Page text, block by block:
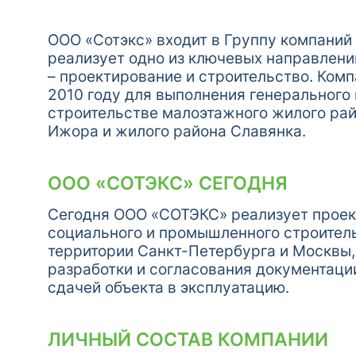
ООО «Сотэкс» входит в Группу компаний
реализует одно из ключевых
– проектирование и строительство.
2010 году для выполнения
строительстве малоэтажного жилого
Ижора и жилого района Славянка.
ООО «СОТЭКС» СЕГОДНЯ
Сегодня ООО «СОТЭКС» реализует
социального и промышленного
территории Санкт-Петербурга и
разработки и согласования
сдачей объекта в эксплуатацию.
ЛИЧНЫЙ СОСТАВ КОМПАНИИ